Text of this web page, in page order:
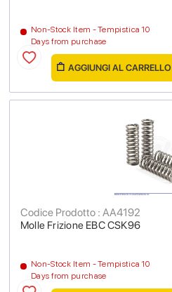
Non-Stock Item - Tempistica 10
Days from purchase
AGGIUNGI AL CARRELLO
Molle Frizione EBC CSK96
Codice Prodotto : AA4192
Non-Stock Item - Tempistica 10
Days from purchase